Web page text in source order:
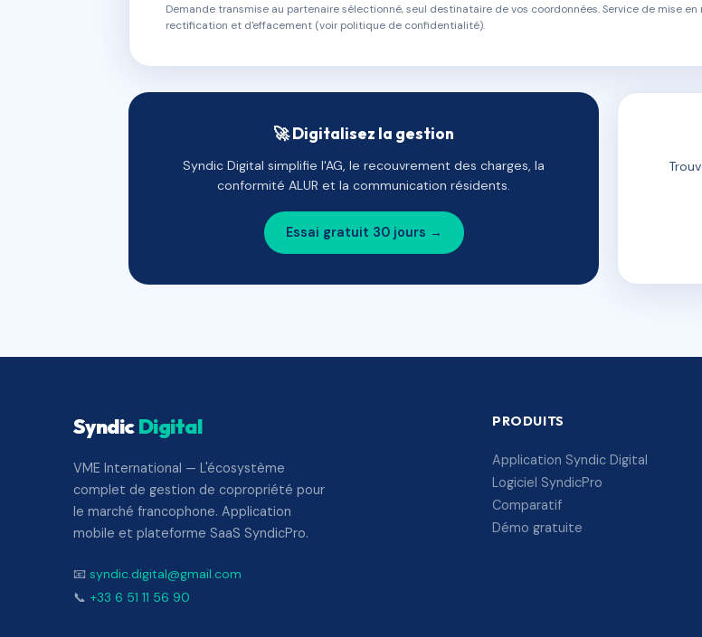
Demande transmise au partenaire sélectionné, seul destinataire de vos coordonnées. Service de mise
rectification et d'effacement (voir politique de confidentialité).
🚀 Digitalisez la gestion
Syndic Digital simplifie l'AG, le recouvrement des charges, la
conformité ALUR et la communication résidents.
Essai gratuit 30 jours →
SyndicDigital
VME International — L'écosystème
complet de gestion de copropriété pour
le marché francophone. Application
mobile et plateforme SaaS SyndicPro.
📧 syndic.digital@gmail.com
📞 +33 6 51 11 56 90
PRODUITS
Application Syndic Digital
Logiciel SyndicPro
Comparatif
Démo gratuite